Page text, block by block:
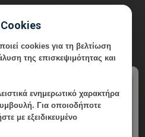
του δέρματος .
δέρματος.
/ φωτογήρανσης.
δέρματος
και του τοπικού πάχους.
cookies για τη βελτίωση
της επισκεψιμότητας και
ενημερωτικό χαρακτήρα
Για οποιοδήποτε
με εξειδικευμένο